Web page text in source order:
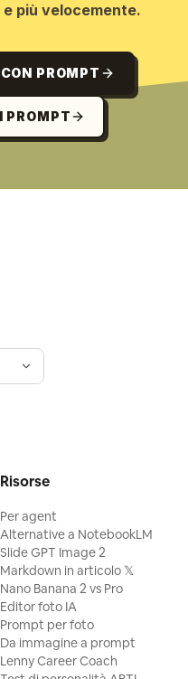
più velocemente.
PROMPT
PROMPT
Risorse
Per agent
Alternative a NotebookLM
Slide GPT Image 2
Markdown in articolo 𝕏
Nano Banana 2 vs Pro
Editor foto IA
Prompt per foto
Da immagine a prompt
Lenny Career Coach